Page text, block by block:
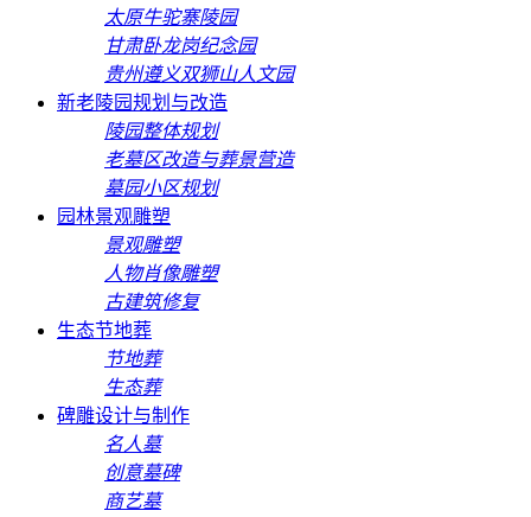
太原牛驼寨陵园
甘肃卧龙岗纪念园
贵州遵义双狮山人文园
新老陵园规划与改造
陵园整体规划
老墓区改造与葬景营造
墓园小区规划
园林景观雕塑
景观雕塑
人物肖像雕塑
古建筑修复
生态节地葬
节地葬
生态葬
碑雕设计与制作
名人墓
创意墓碑
商艺墓